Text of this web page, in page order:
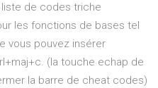
de codes triche
les fonctions de bases tel
vous pouvez insérer
(la touche echap de
la barre de cheat codes)